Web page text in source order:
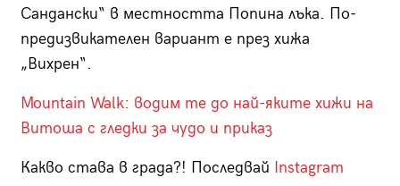
Сандански“ в местността Попина лъка. По-
предизвикателен вариант е през хижа
„Вихрен“.
Mountain Walk: водим те до най-яките хижи на
Витоша с гледки за чудо и приказ
Какво става в града?! Последвай Instagram